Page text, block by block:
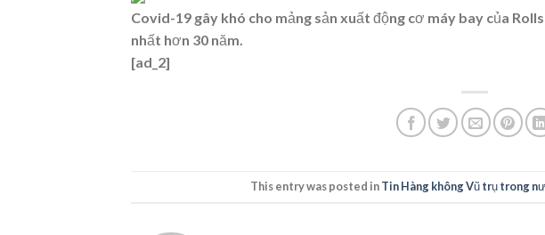
Covid-19 gây khó cho mảng sản xuất động cơ máy bay của
nhất hơn 30 năm.
[ad_2]
This entry was posted inTin Hàng không Vũ trụ trong